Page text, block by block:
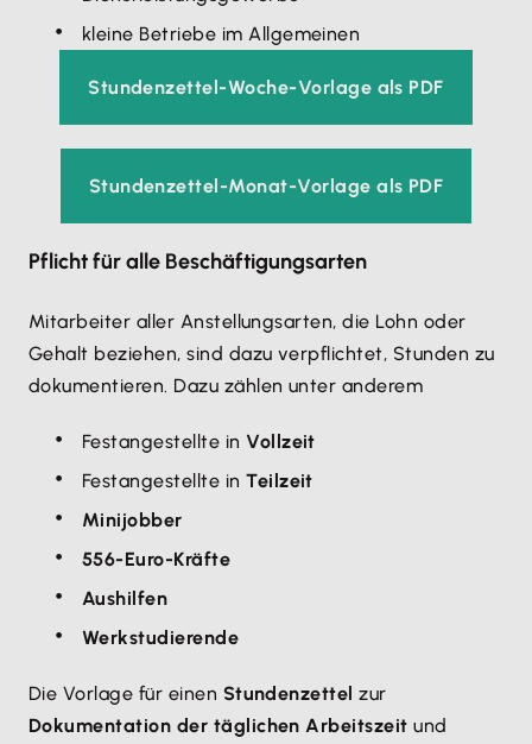
kleine Betriebe im Allgemeinen
Stundenzettel-Woche-Vorlage als PDF
Stundenzettel-Monat-Vorlage als PDF
Pflicht für alle Beschäftigungsarten
Mitarbeiter aller Anstellungsarten, die Lohn oder
Gehalt beziehen, sind dazu verpflichtet, Stunden zu
dokumentieren. Dazu zählen unter anderem
Festangestellte in Vollzeit
Festangestellte inTeilzeit
Minijobber
556-Euro-Kräfte
Aushilfen
Werkstudierende
Die Vorlage für einen Stundenzettel zur
Dokumentation der täglichen Arbeitszeit und